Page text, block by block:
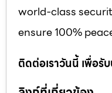
world-class
ensure 100%
ติดต่อเราวันนี้ เพื่อรั